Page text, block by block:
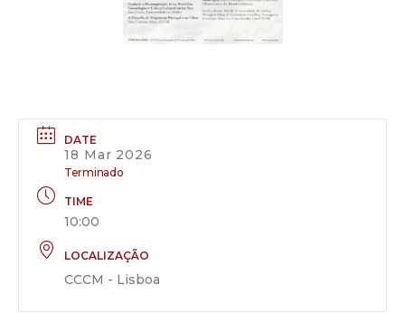
DATE
18 Mar 2026
Terminado
TIME
10:00
LOCALIZAÇÃO
CCCM - Lisboa